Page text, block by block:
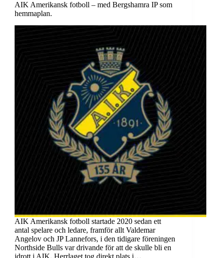
AIK Amerikansk fotboll – med Bergshamra IP som
hemmaplan.
AIK Amerikansk fotboll startade 2020 sedan ett
antal spelare och ledare, framför allt Valdemar
Angelov och JP Lannefors, i den tidigare föreningen
Northside Bulls var drivande för att de skulle bli en